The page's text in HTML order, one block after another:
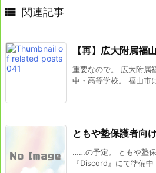
 関連記事
【再】広大附属福
重要なので。 広大附属
中・高等学校。 福山市
ともや塾保護者向
……の予定。 ともや塾
『Discord』にて準備中